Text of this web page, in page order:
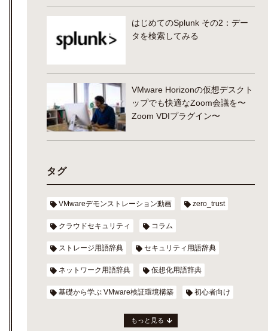
はじめてのSplunk その2：デー
タを検索してみる
VMware Horizonの仮想デスクト
ップでも快適なZoom会議を〜
Zoom VDIプラグイン〜
タグ
VMwareデモンストレーション動画 zero_trust
クラウドセキュリティ コラム
ストレージ用語辞典 セキュリティ用語辞典
ネットワーク用語辞典 仮想化用語辞典
基礎から学ぶ VMware検証環境構築 初心者向け
もっと見る